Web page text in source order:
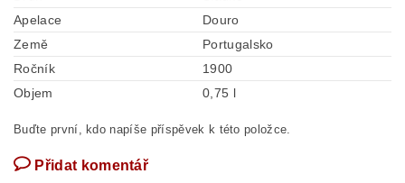
Apelace
Douro
Země
Portugalsko
Ročník
1900
Objem
0,75 l
Buďte první, kdo napíše příspěvek k této položce.
Přidat komentář